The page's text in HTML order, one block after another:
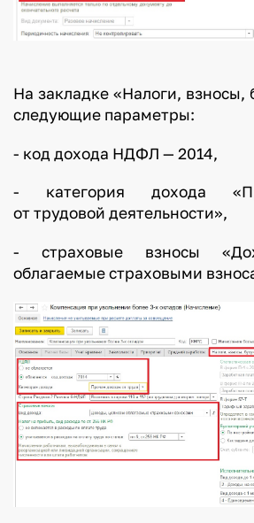
На закладке «Налоги, взносы,
следующие параметры:
- код дохода НДФЛ — 2014,
- категория дохода
от трудовой деятельности»,
- страховые взносы
облагаемые страховыми